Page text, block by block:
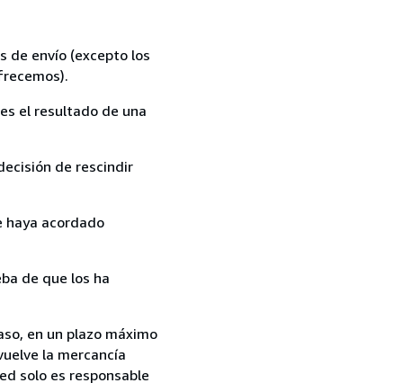
de envío (excepto los
el resultado de una
de rescindir
haya acordado
de que los ha
en un plazo máximo
la mercancía
solo es responsable